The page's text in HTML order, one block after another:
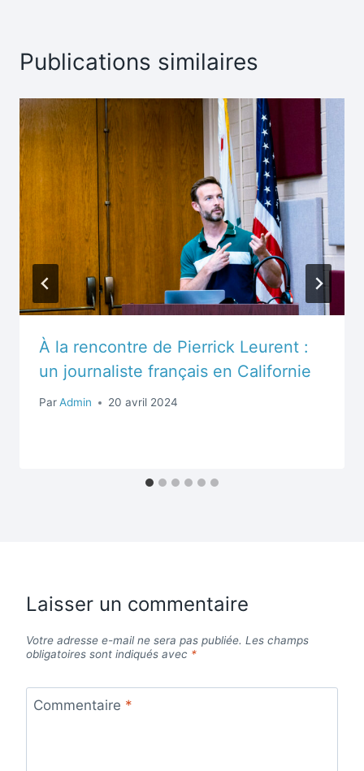
Publications similaires
À la rencontre de Pierrick Leurent :
un journaliste français en Californie
ParAdmin 20 avril 2024
Laisser un commentaire
Votre adresse e-mail ne sera pas publiée. Les champs
obligatoires sont indiqués avec *
Commentaire *